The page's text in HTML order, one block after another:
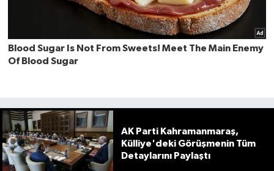
AK Parti Kahramanmaraş,
Külliye'deki Görüşmenin Tüm
Detaylarını Paylaştı